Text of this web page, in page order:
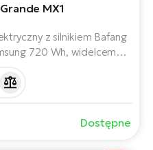
MX1
z silnikiem Bafang
720 Wh, widelcem
Cues.
Dostępne